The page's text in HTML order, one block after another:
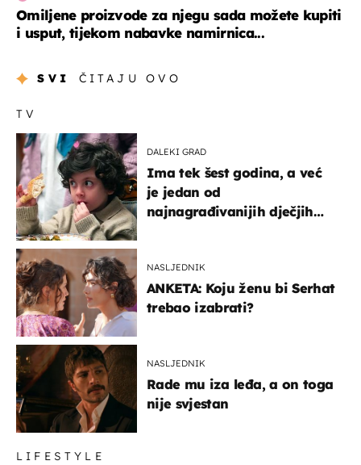
Omiljene proizvode za njegu sada možete kupiti
i usput, tijekom nabavke namirnica...
SVI ČITAJU OVO
TV
DALEKI GRAD
Ima tek šest godina, a već
je jedan od
najnagrađivanijih dječjih
NASLJEDNIK
ANKETA: Koju ženu bi Serhat
trebao izabrati?
NASLJEDNIK
Rade mu iza leđa, a on toga
nije svjestan
LIFESTYLE